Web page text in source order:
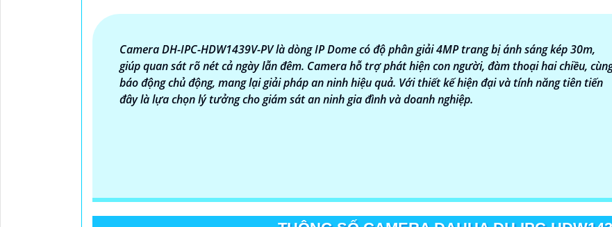
Camera DH-IPC-HDW1439V-PV là dòng IP Dome có độ phân giải 4MP trang bị ánh sáng kép 30m,
giúp quan sát rõ nét cả ngày lẫn đêm. Camera hỗ trợ phát hiện con người, đàm thoại hai chiều,
báo động chủ động, mang lại giải pháp an ninh hiệu quả. Với thiết kế hiện đại và tính năng tiên tiến
đây là lựa chọn lý tưởng cho giám sát an ninh gia đình và doanh nghiệp.